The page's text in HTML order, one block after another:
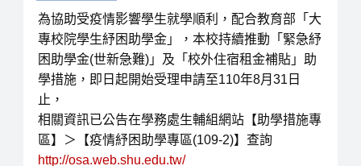
為協助受疫情影響學生就學順利，配合教育部「大
專校院學生紓困助學金」，本校持續推動「緊急紓
困助學金(世新急難)」及「校外住宿租金補貼」助
學措施，即日起開始受理申請至110年8月31日
止，
相關資訊已公告在學務處生輔組網站【助學措施專
區】＞【疫情紓困助學專區(109-2)】查詢
http://osa.web.shu.edu.tw/